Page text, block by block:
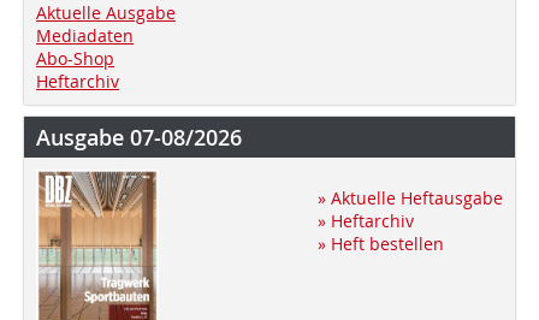
Aktuelle Ausgabe
Mediadaten
Abo-Shop
Heftarchiv
Ausgabe 07-08/2026
» Aktuelle Heftausgabe
» Heftarchiv
» Heft bestellen